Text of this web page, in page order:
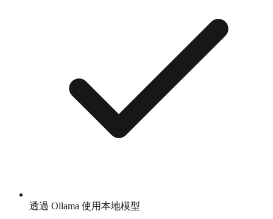
透過 Ollama 使用本地模型